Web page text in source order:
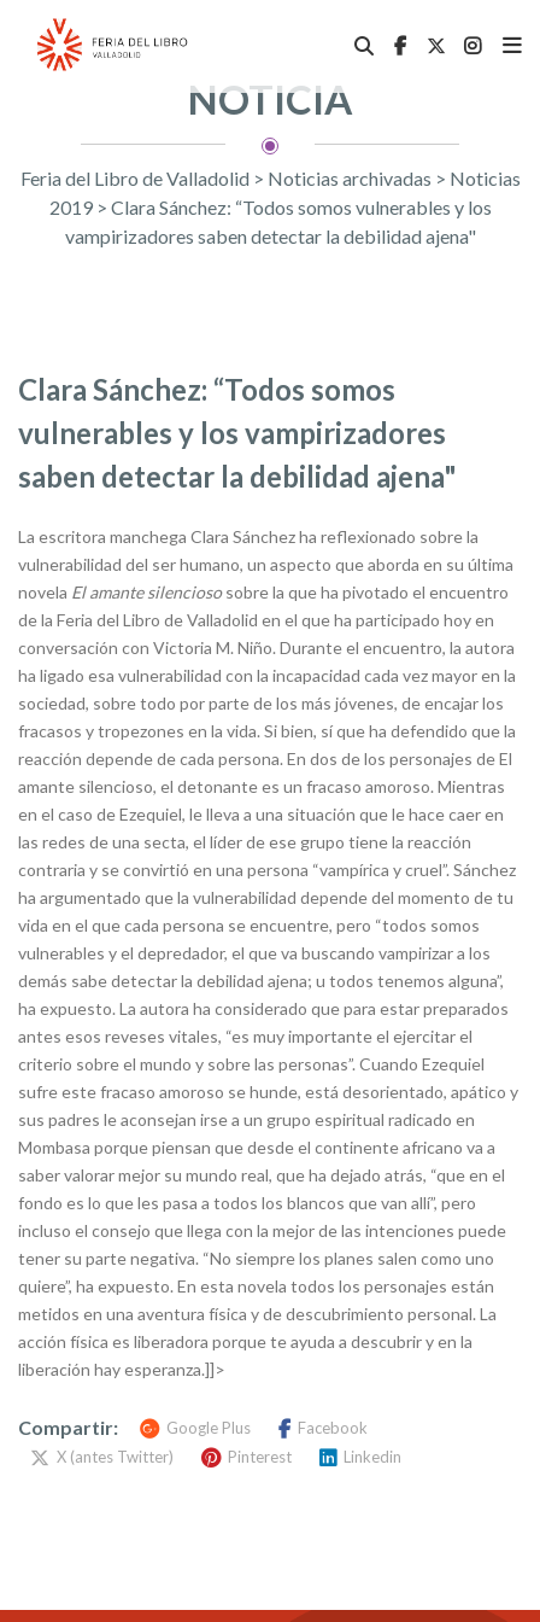
NOTICIA
Feria del Libro de Valladolid > Noticias archivadas > Noticias
2019> Clara Sánchez: “Todos somos vulnerables y los
vampirizadores saben detectar la debilidad ajena"
Clara Sánchez: “Todos somos
vulnerables y los vampirizadores
saben detectar la debilidad ajena"
La escritora manchega Clara Sánchez ha reflexionado sobre la
vulnerabilidad del ser humano, un aspecto que aborda en su última
novela El amante silenciososobre la que ha pivotado el encuentro
de la Feria del Libro de Valladolid en el que ha participado hoy en
conversación con Victoria M. Niño. Durante el encuentro, la autora
ha ligado esa vulnerabilidad con la incapacidad cada vez mayor en la
sociedad, sobre todo por parte de los más jóvenes, de encajar los
fracasos y tropezones en la vida. Si bien, sí que ha defendido que la
reacción depende de cada persona. En dos de los personajes de El
amante silencioso, el detonante es un fracaso amoroso. Mientras
en el caso de Ezequiel, le lleva a una situación que le hace caer en
las redes de una secta, el líder de ese grupo tiene la reacción
contraria y se convirtió en una persona “vampírica y cruel”. Sánchez
ha argumentado que la vulnerabilidad depende del momento de tu
vida en el que cada persona se encuentre, pero “todos somos
vulnerables y el depredador, el que va buscando vampirizar a los
demás sabe detectar la debilidad ajena; u todos tenemos alguna”,
ha expuesto. La autora ha considerado que para estar preparados
antes esos reveses vitales, “es muy importante el ejercitar el
criterio sobre el mundo y sobre las personas”. Cuando Ezequiel
sufre este fracaso amoroso se hunde, está desorientado, apático y
sus padres le aconsejan irse a un grupo espiritual radicado en
Mombasa porque piensan que desde el continente africano va a
saber valorar mejor su mundo real, que ha dejado atrás, “que en el
fondo es lo que les pasa a todos los blancos que van allí”, pero
incluso el consejo que llega con la mejor de las intenciones puede
tener su parte negativa. “No siempre los planes salen como uno
quiere”, ha expuesto. En esta novela todos los personajes están
metidos en una aventura física y de descubrimiento personal. La
acción física es liberadora porque te ayuda a descubrir y en la
liberación hay esperanza.]]>
Compartir: Google Plus
Facebook
X (antes Twitter)
Pinterest Linkedin